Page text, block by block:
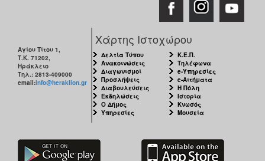
Αγίου Τίτου 1,
Τ.Κ. 71202,
Ηράκλειο
Τηλ.: 2813-409000
email:info@heraklion.gr
Χάρτης Ιστοχώρου
Δελτία Τύπου
Ανακοινώσεις
Διαγωνισμοί
Προσλήψεις
Διαβουλεύσεις
Εκδηλώσεις
Ο Δήμος
Υπηρεσίες
Κ.Ε.Π.
Τηλέφωνα
e-Υπηρεσίες
e-Αιτήματα
Η Πόλη
Ιστορία
Κνωσός
Μουσεία